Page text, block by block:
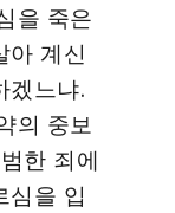
을 죽은
아 계신
겠느냐.
의 중보
한 죄에
심을 입